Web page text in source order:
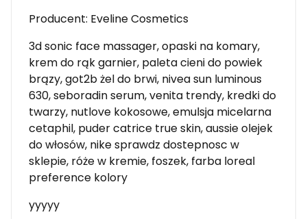
Producent: Eveline Cosmetics
3d sonic face massager, opaski na komary,
krem do rąk garnier, paleta cieni do powiek
brązy, got2b żel do brwi, nivea sun luminous
630, seboradin serum, venita trendy, kredki do
twarzy, nutlove kokosowe, emulsja micelarna
cetaphil, puder catrice true skin, aussie olejek
do włosów, nike sprawdz dostepnosc w
sklepie, róże w kremie, foszek, farba loreal
preference kolory
yyyyy